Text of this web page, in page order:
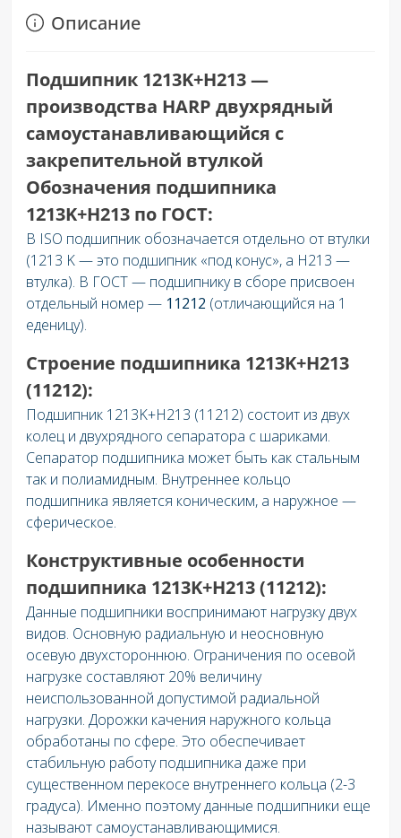
Описание
Подшипник 1213K+H213 —
производства HARP двухрядный
самоустанавливающийся с
закрепительной втулкой
Обозначения подшипника
1213K+H213 по ГОСТ:
В ISO подшипник обозначается отдельно от втулки
(1213 K — это подшипник «под конус», а H213 —
втулка). В ГОСТ — подшипнику в сборе присвоен
отдельный номер — 11212 (отличающийся на 1
еденицу).
Строение подшипника 1213K+H213
(11212):
Подшипник 1213K+H213 (11212) состоит из двух
колец и двухрядного сепаратора с шариками.
Сепаратор подшипника может быть как стальным
так и полиамидным. Внутреннее кольцо
подшипника является коническим, а наружное —
сферическое.
Конструктивные особенности
подшипника 1213K+H213 (11212):
Данные подшипники воспринимают нагрузку двух
видов. Основную радиальную и неосновную
осевую двухстороннюю. Ограничения по осевой
нагрузке составляют 20% величину
неиспользованной допустимой радиальной
нагрузки. Дорожки качения наружного кольца
обработаны по сфере. Это обеспечивает
стабильную работу подшипника даже при
существенном перекосе внутреннего кольца (2-3
градуса). Именно поэтому данные подшипники еще
называют самоустанавливающимися.